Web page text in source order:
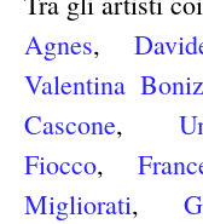
Agnes,
Valentina
Cascone,
Fiocco,
Migliorati,